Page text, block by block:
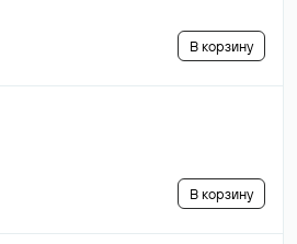
В корзину
В корзину